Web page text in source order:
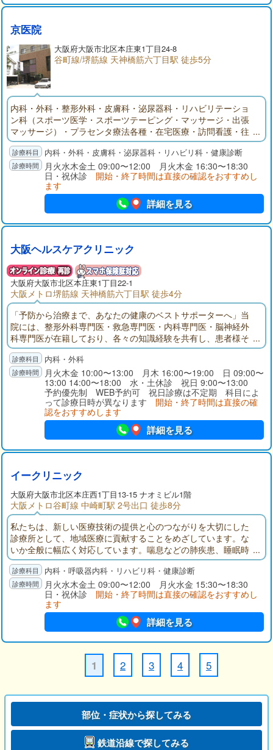
京医院
大阪府大阪市北区本庄東1丁目24-8
谷町線/堺筋線 天神橋筋六丁目駅 徒歩5分
内科・外科・整形外科・皮膚科・泌尿器科・リハビリテーショ
ン科（スポーツ医学・スポーツテーピング・マッサージ・出張
マッサージ）・プラセンタ療法各種・在宅医療・訪問看護・往
診・各種保険取扱い・労災・交通事故・会社健診・各種予防接
種・北緩和サポートセンター併設(在宅癌患者家族の情報交換・
精神的ケア・サポート）・ほくろ、いぼ除去・巻き爪・爪白
癬・下肢静脈瘤の保険適応治療・ＥＤ治療薬処方・病院連携の
内科・外科・皮膚科・泌尿器科・リハビリ科・健康診断
月火水木金土 09:00〜12:00 月火木金 16:30〜18:30
日・祝休診 開始・終了時間は直接の確認をおすすめし
ます
詳細を見る
大阪ヘルスケアクリニック
大阪府大阪市北区本庄東1丁目22-1
大阪メトロ堺筋線 天神橋筋六丁目駅 徒歩4分
「予防から治療まで、あなたの健康のベストサポーターへ」当
院には、整形外科専門医・救急専門医・内科専門医・脳神経外
科専門医が在籍しており、各々の知識経験を共有し、患者様そ
れぞれに最適な、各科のへだたりのない診療を目指していま
す。日常の急な困った病気や怪我、慢性期疾患の治療、予防医
療など、是非お気軽にご相談下さい。
内科・外科
月火木金 10:00〜13:00 月木 16:00〜19:00 日 09:00〜
13:00 14:00〜18:00 水・土休診 祝日 9:00〜13:00
予約優先制 WEB予約可 祝日診療は不定期 科目によ
って診療日時が異なります 開始・終了時間は直接の確
認をおすすめします
詳細を見る
イークリニック
大阪府大阪市北区本庄西1丁目13-15 ナオミビル1階
大阪メトロ谷町線 中崎町駅 2号出口 徒歩8分
私たちは、新しい医療技術の提供と心のつながりを大切にした
診療所として、地域医療に貢献することをめざしています。な
いか全般に幅広く対応しています。喘息などの肺疾患、睡眠時
無呼吸症候群、健康診断にも対応しています。日本語・英語・
中国語・韓国語にも対応し、旅行者や日本に居住する外国の方
にも同様な医療サ-ビスをご提供することに力を入れています。
内科・呼吸器内科・リハビリ科・健康診断
月火水木金土 09:00〜12:00 月火水金 15:30〜18:30
日・祝休診 開始・終了時間は直接の確認をおすすめし
ます
詳細を見る
1 2 3 4 5
部位・症状から探してみる
鉄道沿線で探してみる